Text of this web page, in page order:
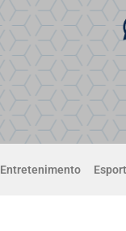
Entretenimento